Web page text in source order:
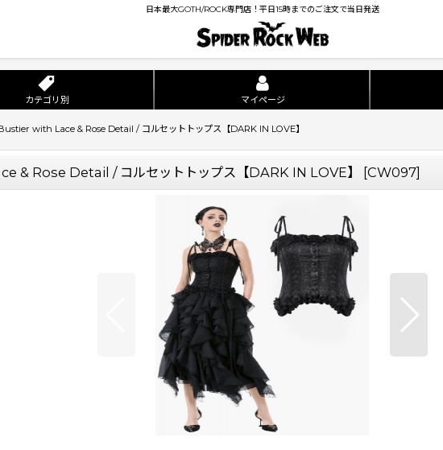
日本最大GOTH/ROCK専門店！平日15時までのご注文で当日発送
カテゴリ別 マイページ
with Lace & Rose Detail / コルセットトップス【DARK IN LOVE】
Rose Detail / コルセットトップス【DARK IN LOVE】 [CW097]